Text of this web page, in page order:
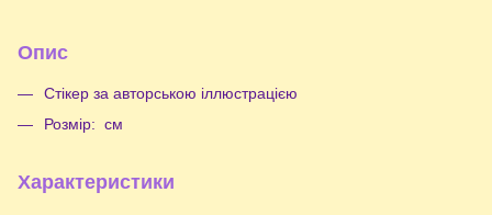
Опис
Стікер за авторською іллюстрацією
Розмір: см
Характеристики